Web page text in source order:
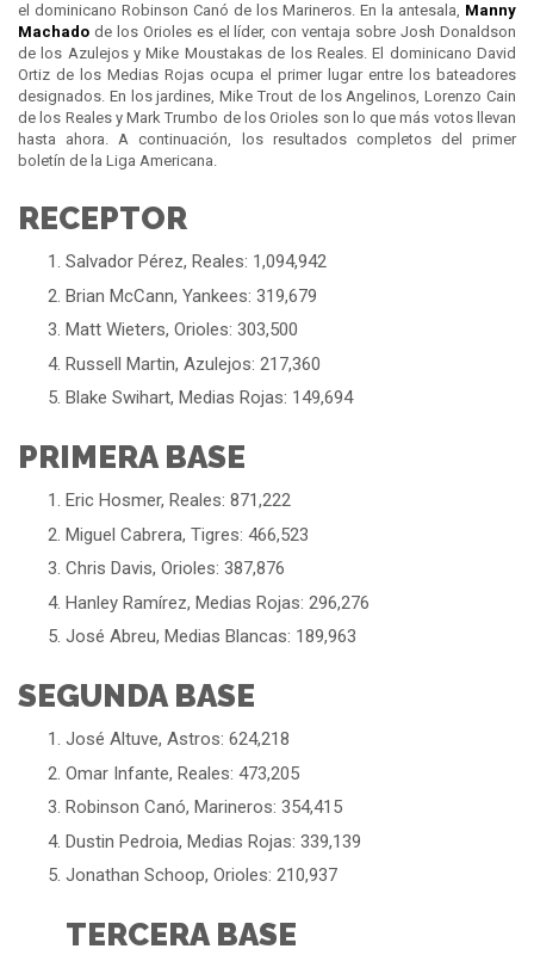
el dominicano Robinson Canó de los Marineros. En la antesala, Manny
Machado de los Orioles es el líder, con ventaja sobre Josh Donaldson
de los Azulejos y Mike Moustakas de los Reales. El dominicano David
Ortiz de los Medias Rojas ocupa el primer lugar entre los bateadores
designados. En los jardines, Mike Trout de los Angelinos, Lorenzo Cain
de los Reales y Mark Trumbo de los Orioles son lo que más votos llevan
hasta ahora. A continuación, los resultados completos del primer
boletín de la Liga Americana.
RECEPTOR
Salvador Pérez, Reales: 1,094,942
Brian McCann, Yankees: 319,679
Matt Wieters, Orioles: 303,500
Russell Martin, Azulejos: 217,360
Blake Swihart, Medias Rojas: 149,694
PRIMERA BASE
Eric Hosmer, Reales: 871,222
Miguel Cabrera, Tigres: 466,523
Chris Davis, Orioles: 387,876
Hanley Ramírez, Medias Rojas: 296,276
José Abreu, Medias Blancas: 189,963
SEGUNDA BASE
José Altuve, Astros: 624,218
Omar Infante, Reales: 473,205
Robinson Canó, Marineros: 354,415
Dustin Pedroia, Medias Rojas: 339,139
Jonathan Schoop, Orioles: 210,937
TERCERA BASE